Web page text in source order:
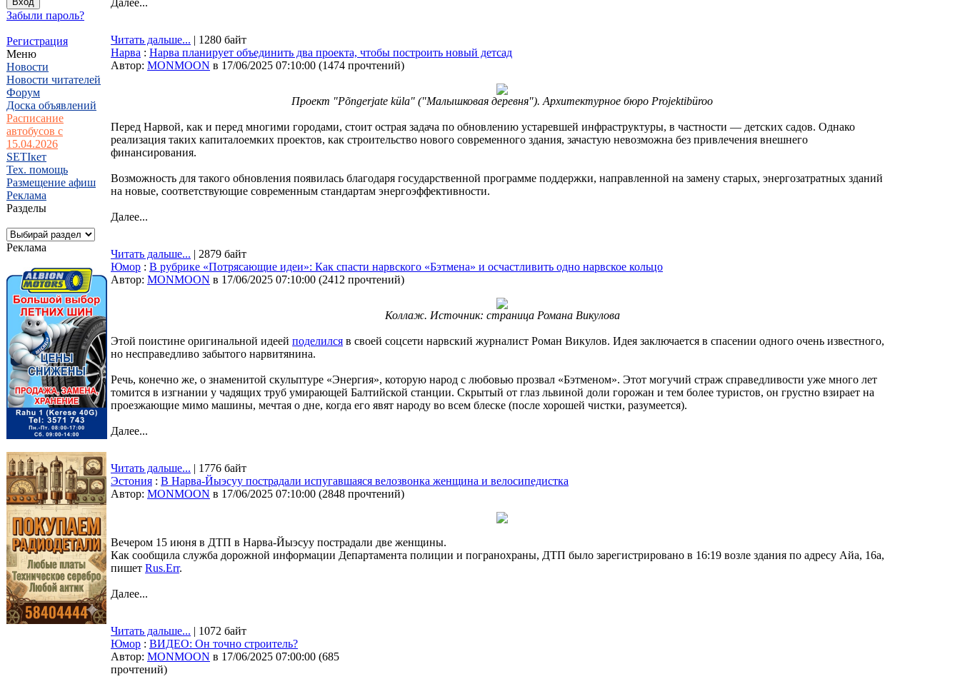
Забыли пароль?
Регистрация
Меню
Новости
Новости читателей
Форум
Доска объявлений
Расписание
автобусов с
15.04.2026
SETIкет
Тех. помощь
Размещение афиш
Реклама
Разделы
Реклама
Далее...
Читать дальше... | 1280 байт
Нарва : Нарва планирует объединить два проекта, чтобы построить новый детсад
Автор: MONMOON в 17/06/2025 07:10:00 (1474 прочтений)
Проект "Põngerjate küla" ("Малышковая деревня"). Архитектурное бюро Projektibüroo
Перед Нарвой, как и перед многими городами, стоит острая задача по обновлению устаревшей инфраструктуры, в частности — детских садов. Однако
реализация таких капиталоемких проектов, как строительство нового современного здания, зачастую невозможна без привлечения внешнего
финансирования.
Возможность для такого обновления появилась благодаря государственной программе поддержки, направленной на замену старых, энергозатратных зданий
на новые, соответствующие современным стандартам энергоэффективности.
Далее...
Читать дальше... | 2879 байт
Юмор : В рубрике «Потрясающие идеи»: Как спасти нарвского «Бэтмена» и осчастливить одно нарвское кольцо
Автор: MONMOON в 17/06/2025 07:10:00 (2412 прочтений)
Коллаж. Источник: страница Романа Викулова
Этой поистине оригинальной идеей поделился в своей соцсети нарвский журналист Роман Викулов. Идея заключается в спасении одного очень известного,
но несправедливо забытого нарвитянина.
Речь, конечно же, о знаменитой скульптуре «Энергия», которую народ с любовью прозвал «Бэтменом». Этот могучий страж справедливости уже много лет
томится в изгнании у чадящих труб умирающей Балтийской станции. Скрытый от глаз львиной доли горожан и тем более туристов, он грустно взирает на
проезжающие мимо машины, мечтая о дне, когда его явят народу во всем блеске (после хорошей чистки, разумеется).
Далее...
Читать дальше... | 1776 байт
Эстония : В Нарва-Йыэсуу пострадали испугавшаяся велозвонка женщина и велосипедистка
Автор: MONMOON в 17/06/2025 07:10:00 (2848 прочтений)
Вечером 15 июня в ДТП в Нарва-Йыэсуу пострадали две женщины.
Как сообщила служба дорожной информации Департамента полиции и погранохраны, ДТП было зарегистрировано в 16:19 возле здания по адресу Айа, 16a,
пишет Rus.Err.
Далее...
Читать дальше... | 1072 байт
Юмор : ВИДЕО: Он точно строитель?
Автор: MONMOON в 17/06/2025 07:00:00 (685
прочтений)